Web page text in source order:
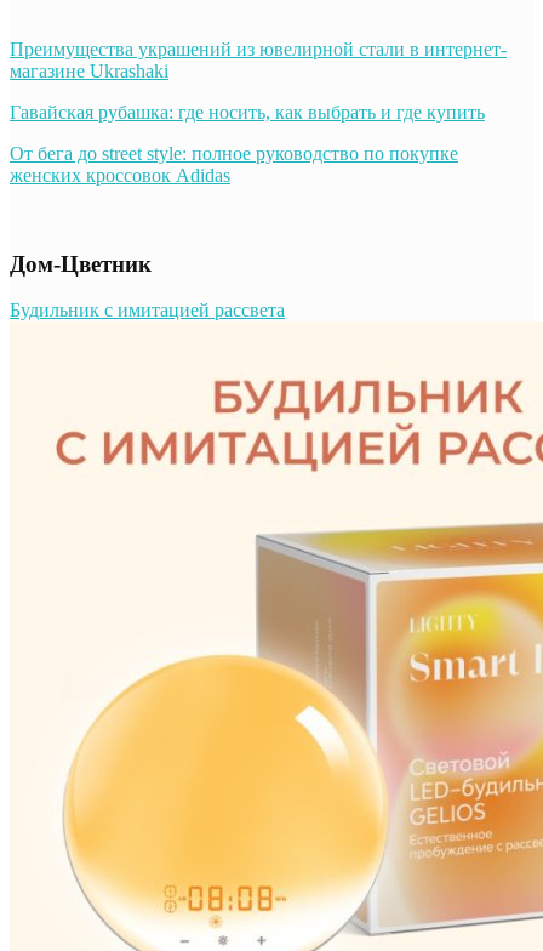
Преимущества украшений из ювелирной стали в интернет-
магазине Ukrashaki
Гавайская рубашка: где носить, как выбрать и где купить
От бега до street style: полное руководство по покупке
женских кроссовок Adidas
Дом-Цветник
Будильник с имитацией рассвета